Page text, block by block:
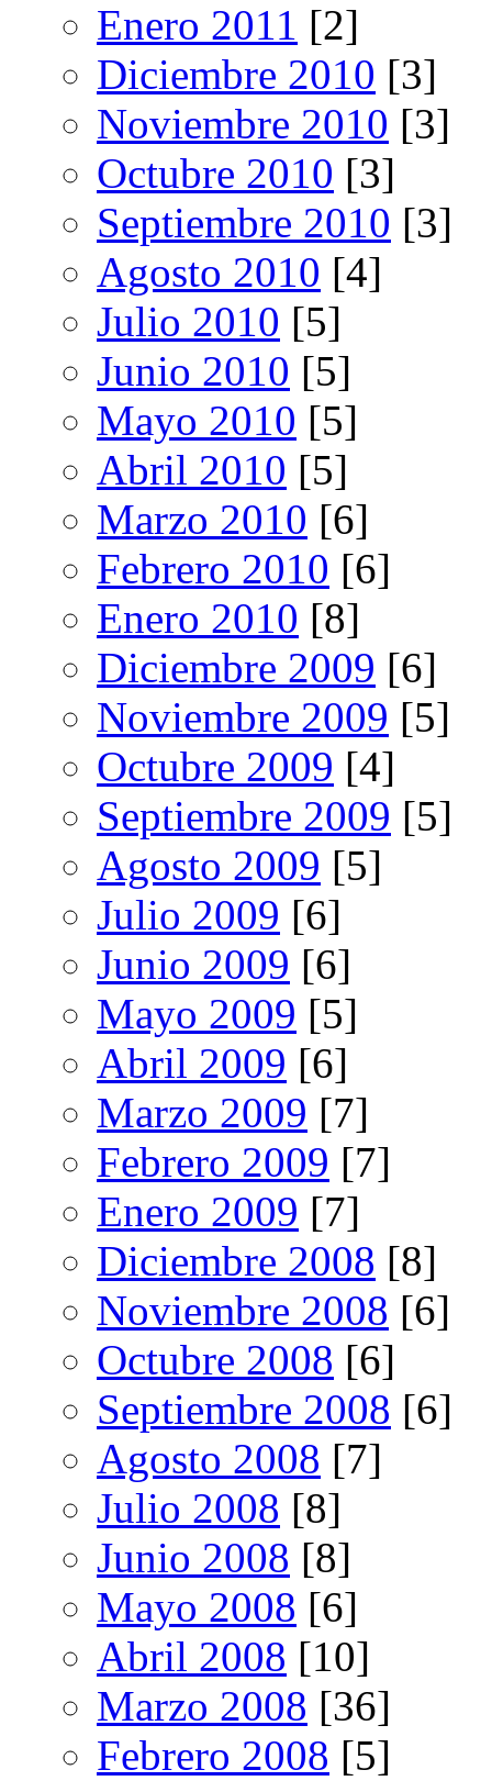
Enero 2011 [2]
Diciembre 2010 [3]
Noviembre 2010 [3]
Octubre 2010 [3]
Septiembre 2010 [3]
Agosto 2010 [4]
Julio 2010 [5]
Junio 2010 [5]
Mayo 2010 [5]
Abril 2010 [5]
Marzo 2010 [6]
Febrero 2010 [6]
Enero 2010 [8]
Diciembre 2009 [6]
Noviembre 2009 [5]
Octubre 2009 [4]
Septiembre 2009 [5]
Agosto 2009 [5]
Julio 2009 [6]
Junio 2009 [6]
Mayo 2009 [5]
Abril 2009 [6]
Marzo 2009 [7]
Febrero 2009 [7]
Enero 2009 [7]
Diciembre 2008 [8]
Noviembre 2008 [6]
Octubre 2008 [6]
Septiembre 2008 [6]
Agosto 2008 [7]
Julio 2008 [8]
Junio 2008 [8]
Mayo 2008 [6]
Abril 2008 [10]
Marzo 2008 [36]
Febrero 2008 [5]